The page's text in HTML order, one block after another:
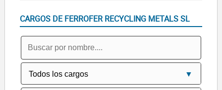
CARGOS DE FERROFER RECYCLING METALS SL